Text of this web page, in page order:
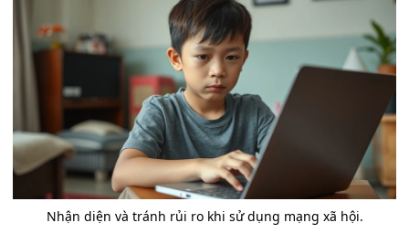
Nhận diện và tránh rủi ro khi sử dụng mạng xã hội.